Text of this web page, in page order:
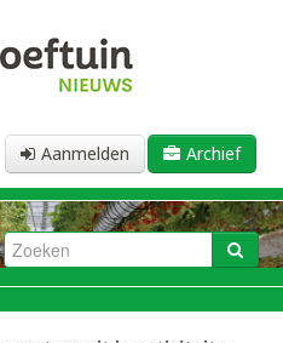
Aanmelden Archief